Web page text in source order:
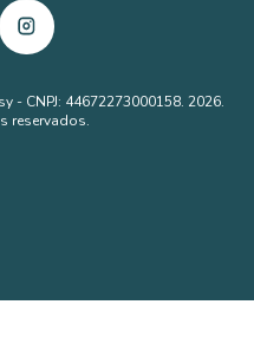
- CNPJ: 44672273000158. 2026.
reservados.